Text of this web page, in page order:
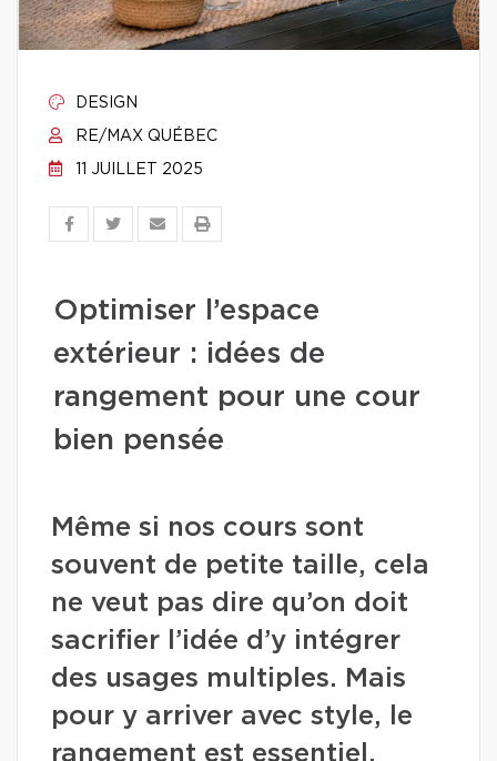
DESIGN
RE/MAX QUÉBEC
11 JUILLET 2025
Optimiser l’espace
extérieur : idées de
rangement pour une cour
bien pensée
Même si nos cours sont
souvent de petite taille, cela
ne veut pas dire qu’on doit
sacrifier l’idée d’y intégrer
des usages multiples. Mais
pour y arriver avec style, le
rangement est essentiel.